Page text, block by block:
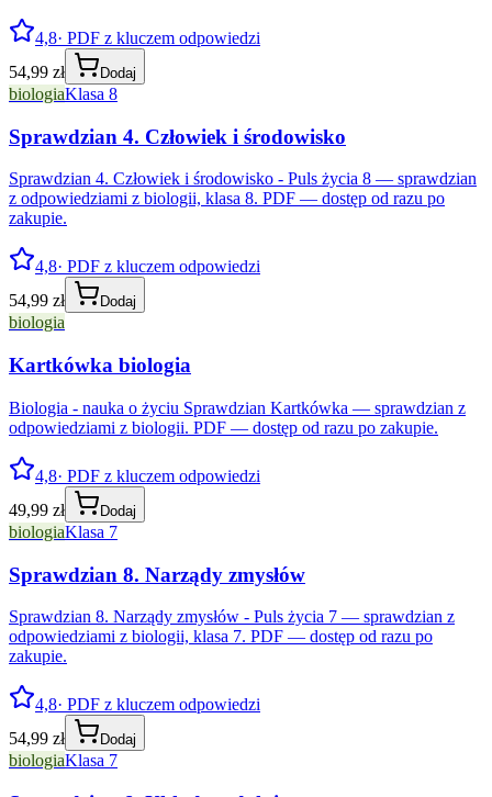
4,8· PDF z kluczem odpowiedzi
54,99 zł
Dodaj
biologiaKlasa 8
Sprawdzian 4. Człowiek i środowisko
Sprawdzian 4. Człowiek i środowisko - Puls życia 8 — sprawdzian
z odpowiedziami z biologii, klasa 8. PDF — dostęp od razu po
zakupie.
4,8· PDF z kluczem odpowiedzi
54,99 zł
Dodaj
biologia
Kartkówka biologia
Biologia - nauka o życiu Sprawdzian Kartkówka — sprawdzian z
odpowiedziami z biologii. PDF — dostęp od razu po zakupie.
4,8· PDF z kluczem odpowiedzi
49,99 zł
Dodaj
biologiaKlasa 7
Sprawdzian 8. Narządy zmysłów
Sprawdzian 8. Narządy zmysłów - Puls życia 7 — sprawdzian z
odpowiedziami z biologii, klasa 7. PDF — dostęp od razu po
zakupie.
4,8· PDF z kluczem odpowiedzi
54,99 zł
Dodaj
biologiaKlasa 7